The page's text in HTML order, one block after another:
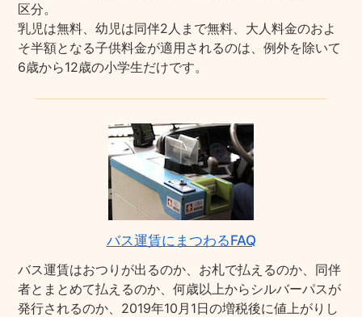
区分。
乳児は無料、幼児は同伴2人まで無料、大人料金のおよ
そ半額となる子供料金が適用されるのは、例外を除いて
6歳から12歳の小学生だけです。
バス運賃にまつわるFAQ
バス運賃はおつりが出るのか、お札で払えるのか、同伴
者とまとめて払えるのか、何歳以上からシルバーパスが
発行されるのか、2019年10月1日の増税後に値上がりし